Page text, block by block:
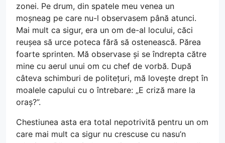
zonei. Pe drum, din spatele meu venea un
moșneag pe care nu-l observasem până atunci.
Mai mult ca sigur, era un om de-al locului, căci
reușea să urce poteca fără să ostenească. Părea
foarte sprinten. Mă observase și se îndrepta către
mine cu aerul unui om cu chef de vorbă. După
câteva schimburi de politețuri, mă lovește drept în
moalele capului cu o întrebare: „E criză mare la
oraș?”.
Chestiunea asta era total nepotrivită pentru un om
care mai mult ca sigur nu crescuse cu nasu’n